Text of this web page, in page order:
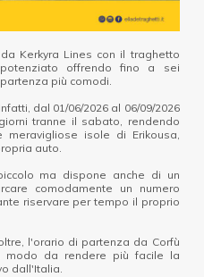
Kerkyra Lines con il traghetto
offrendo fino a sei
più comodi.
dal 01/06/2026 al 06/09/2026
tranne il sabato, rendendo
isole di Erikousa,
auto.
ma dispone anche di un
comodamente un numero
riservare per tempo il proprio
l'orario di partenza da Corfù
modo da rendere più facile la
dall'Italia.